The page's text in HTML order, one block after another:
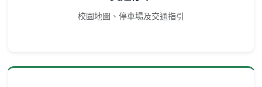
校園地圖、停車場及交通指引